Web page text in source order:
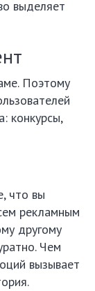
выделяет
Поэтому
конкурсы,
что вы
рекламным
другому
Чем
вызывает